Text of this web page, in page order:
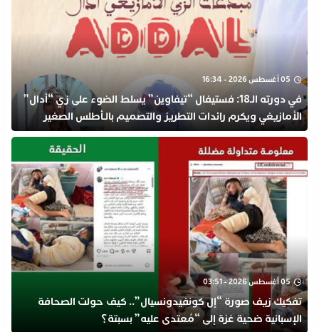
05 أغسطس 2026 - 16:34
في دورته الـ18: فستيفال “تيفاوين” يسلط الضوء على زي “أدال”
الأمازيغي ويكرم رائدات التطريز والتصميم بالـأطلس الصغير
05 أغسطس 2026 - 03:51
تفكيك زيف صورة “إل كونفيدونسيال”.. كيف حولت الصحافة
الإسبانية ضحية غزة إلى “مُعتدى عليه” بسبتة؟